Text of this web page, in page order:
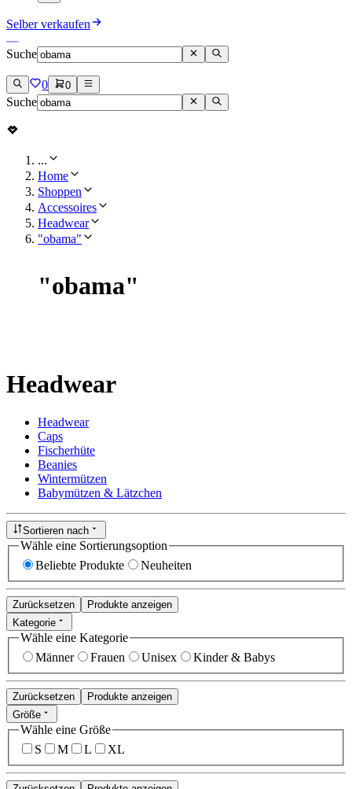
Selber verkaufen
Suche
0 0
Suche
...
Home
Shoppen
Accessoires
Headwear
"obama"
"obama"
Headwear
Headwear
Caps
Fischerhüte
Beanies
Wintermützen
Babymützen & Lätzchen
Sortieren nach
Wähle eine Sortierungsoption
Beliebte Produkte
Neuheiten
Zurücksetzen
Produkte anzeigen
Kategorie
Wähle eine Kategorie
Männer
Frauen Unisex Kinder & Babys
Zurücksetzen
Produkte anzeigen
Größe
Wähle eine Größe
S
M L XL